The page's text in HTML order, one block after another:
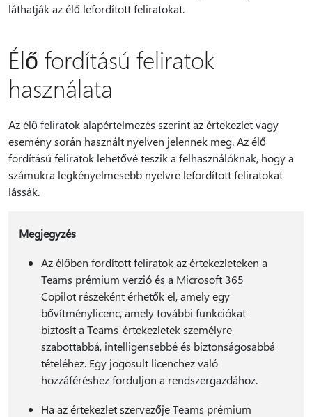
láthatják az élő lefordított feliratokat.
Élő fordítású feliratok
használata
Az élő feliratok alapértelmezés szerint az értekezlet vagy
esemény során használt nyelven jelennek meg. Az élő
fordítású feliratok lehetővé teszik a felhasználóknak, hogy a
számukra legkényelmesebb nyelvre lefordított feliratokat
lássák.
Megjegyzés
Az élőben fordított feliratok az értekezleteken a
Teams prémium verzió és a Microsoft 365
Copilot részeként érhetők el, amely egy
bővítménylicenc, amely további funkciókat
biztosít a Teams-értekezletek személyre
szabottabbá, intelligensebbé és biztonságosabbá
tételéhez. Egy jogosult licenchez való
hozzáféréshez forduljon a rendszergazdához.
Ha az értekezlet szervezője Teams prémium